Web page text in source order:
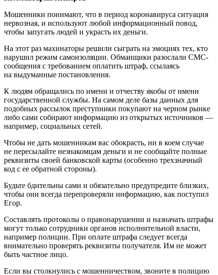
Мошенники понимают, что в период коронавируса ситуация
нервозная, и используют любой информационный повод,
чтобы запугать людей и украсть их деньги.
На этот раз махинаторы решили сыграть на эмоциях тех, кто
нарушил режим самоизоляции. Обманщики разослали СМС-
сообщения с требованием оплатить штраф, ссылаясь
на выдуманные постановления.
К людям обращались по имени и отчеству якобы от имени
государственной службы. На самом деле базы данных для
подобных рассылок преступники покупают на черном рынке
либо сами собирают информацию из открытых источников —
например, социальных сетей.
Чтобы не дать мошенникам вас обокрасть, ни в коем случае
не пересылайте незнакомцам деньги и не сообщайте полные
реквизиты своей банковской карты (особенно трехзначный
код с ее обратной стороны).
Будьте бдительны сами и обязательно предупредите близких,
чтобы они всегда перепроверяли информацию, как поступил
Егор.
Составлять протоколы о правонарушении и назначать штрафы
могут только сотрудники органов исполнительной власти,
например полиции. При оплате штрафа следует всегда
внимательно проверять реквизиты получателя. Им не может
быть частное лицо.
Если вы столкнулись с мошенничеством, звоните в полицию